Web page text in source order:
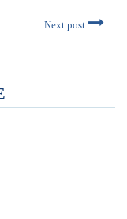
Next post